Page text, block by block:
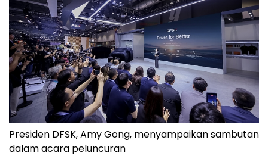
Presiden DFSK, Amy Gong, menyampaikan sambutan
dalam acara peluncuran